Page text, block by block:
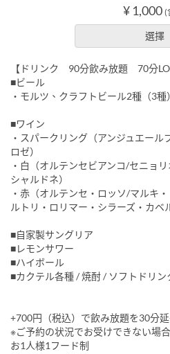
¥ 1,000 (
選擇
【ドリンク 90分飲み放題 70分LO
■ビール
・モルツ、クラフトビール2種（3種）
■ワイン
・スパークリング（アンジュエール
ロゼ）
・白（オルテンセビアンコ/セニョ
シャルドネ）
・赤（オルテンセ・ロッソ/マルキ
ルトリ・ロリマー・シラーズ・カベ
■自家製サングリア
■レモンサワー
■ハイボール
■カクテル各種 / 焼酎 / ソフトドリン
+700円（税込）で飲み放題を30分
※ご予約の状況でお受けできない場
お1人様1フード制